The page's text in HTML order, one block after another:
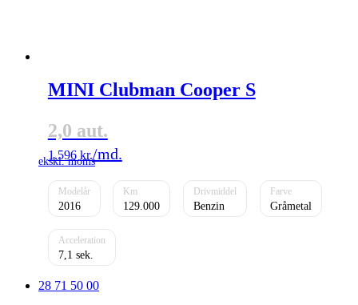
MINI Clubman Cooper S
2,0 aut.
1.596 kr.
2016 129.000 Benzin Gråmetal
7,1
28 71 50 00